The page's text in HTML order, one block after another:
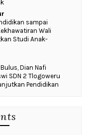
sampai
Wali
Studi Anak-
Dian Nafi
SDN 2 Tlogoweru
Pendidikan